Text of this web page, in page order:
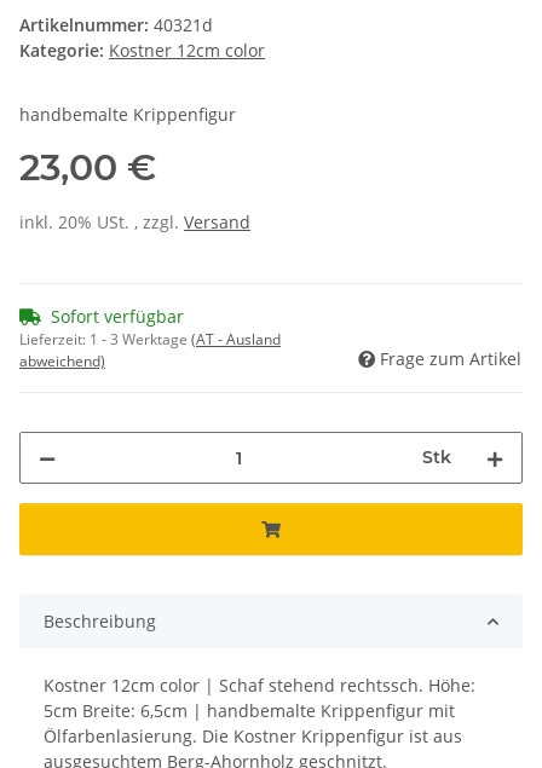
Artikelnummer: 40321d
Kategorie: Kostner 12cm color
handbemalte Krippenfigur
23,00 €
inkl. 20% USt. , zzgl. Versand
Sofort verfügbar
Lieferzeit: 1 - 3 Werktage (AT - Ausland
abweichend)
Frage zum Artikel
Stk
Beschreibung
Kostner 12cm color | Schaf stehend rechtssch. Höhe:
5cm Breite: 6,5cm | handbemalte Krippenfigur mit
Ölfarbenlasierung. Die Kostner Krippenfigur ist aus
ausgesuchtem Berg-Ahornholz geschnitzt.